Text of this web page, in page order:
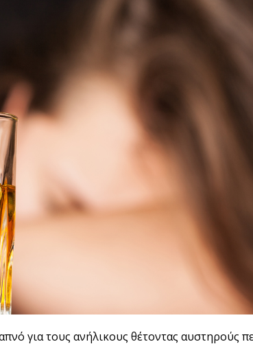
για τους ανήλικους θέτοντας αυστηρούς